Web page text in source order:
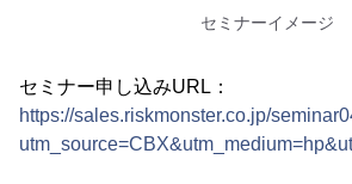
セミナーイメージ
セミナー申し込みURL：
https://sales.riskmonster.co.jp/